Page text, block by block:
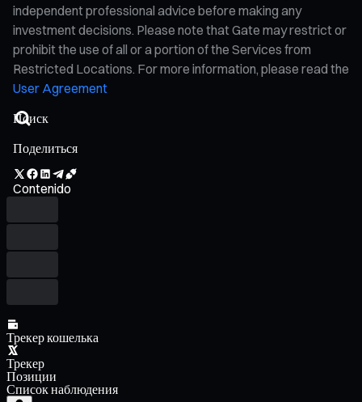
independent professional advice before making any
investment decisions. Please note that Gate may restrict or
prohibit the use of all or a portion of the Services from
Restricted Locations. For more information, please read the
User Agreement
Поделиться
Contenido
Трекер кошелька
Трекер
Позиции
Список наблюдения